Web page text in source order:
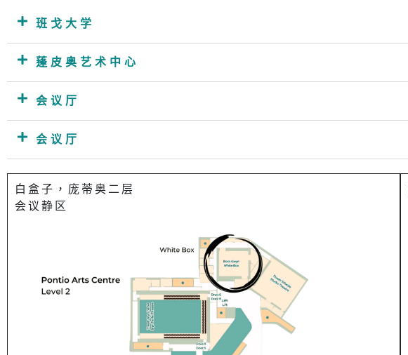
班戈大学
蓬皮奥艺术中心
会议厅
会议厅
白盒子，庞蒂奥二层
会议静区